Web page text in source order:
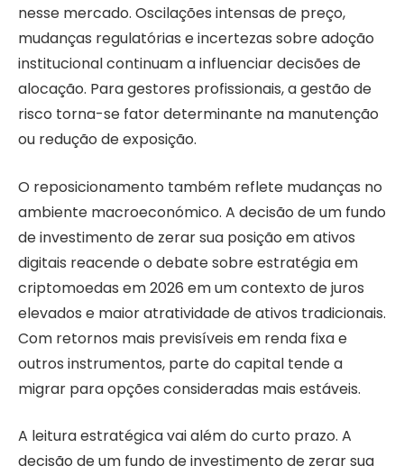
nesse mercado. Oscilações intensas de preço,
mudanças regulatórias e incertezas sobre adoção
institucional continuam a influenciar decisões de
alocação. Para gestores profissionais, a gestão de
risco torna-se fator determinante na manutenção
ou redução de exposição.
O reposicionamento também reflete mudanças no
ambiente macroeconómico. A decisão de um fundo
de investimento de zerar sua posição em ativos
digitais reacende o debate sobre estratégia em
criptomoedas em 2026 em um contexto de juros
elevados e maior atratividade de ativos tradicionais.
Com retornos mais previsíveis em renda fixa e
outros instrumentos, parte do capital tende a
migrar para opções consideradas mais estáveis.
A leitura estratégica vai além do curto prazo. A
decisão de um fundo de investimento de zerar sua